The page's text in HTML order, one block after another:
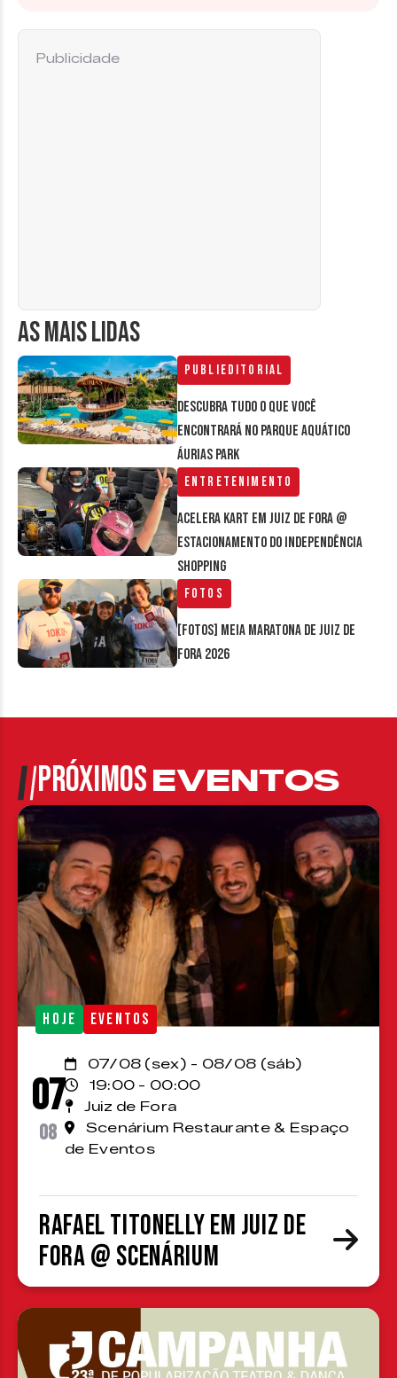
AS MAIS LIDAS
Publieditorial
Descubra tudo o que você
encontrará no parque aquático
Áurias Park
Entretenimento
Acelera Kart em Juiz de Fora @
estacionamento do Independência
Shopping
Fotos
[FOTOS] Meia Maratona de Juiz de
Fora 2026
Publicidade
PRÓXIMOSEVENTOS
HOJE EVENTOS
07
08
07/08 (sex) - 08/08 (sáb)
19:00 - 00:00
Juiz de Fora
Scenárium Restaurante & Espaço
de Eventos
Rafael Titonelly em Juiz de
Fora @ Scenárium